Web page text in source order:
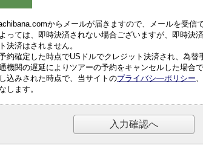
からメールが届きますので、メールを受信
っては、即時決済されない場合ございますが、即時決
決済はされません。
約確定した時点でUSドルでクレジット決済され、為
機関の遅延によりツアーの予約をキャンセルした場合
込みされた時点で、当サイトのプライバシ―ポリシー、
します。